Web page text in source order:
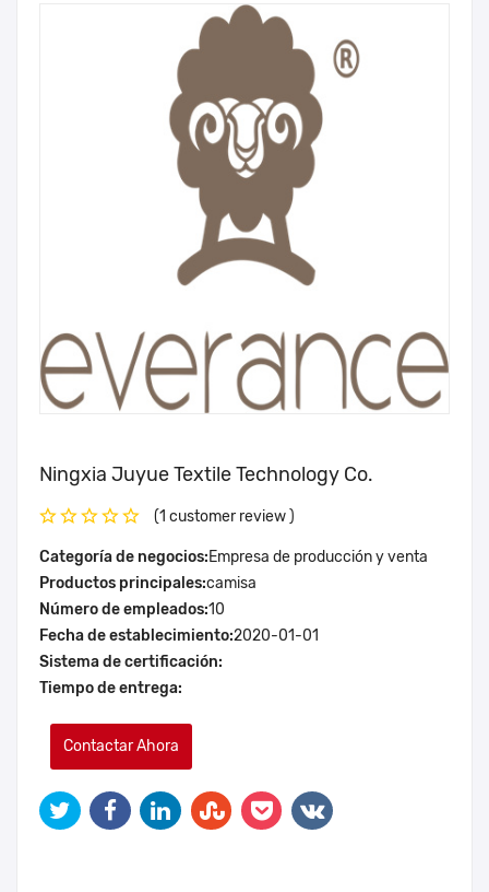
Ningxia Juyue Textile Technology Co.
(1 customer review )
Categoría de negocios:Empresa de producción y venta
Productos principales:camisa
Número de empleados:10
Fecha de establecimiento:2020-01-01
Sistema de certificación:
Tiempo de entrega:
Contactar Ahora